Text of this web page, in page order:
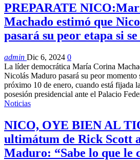
PREPARATE
Machado estimó que
pasará su peor etapa si
admin Dic 6, 2024 0
La líder democrática María Corina
Nicolás Maduro pasará su peor momento
próximo 10 de enero, cuando está fijada
posesión presidencial ante el Palacio
Noticias
NICO, OYE BIEN AL
ultimátum de Rick Scott
Maduro: “Sabe lo que le